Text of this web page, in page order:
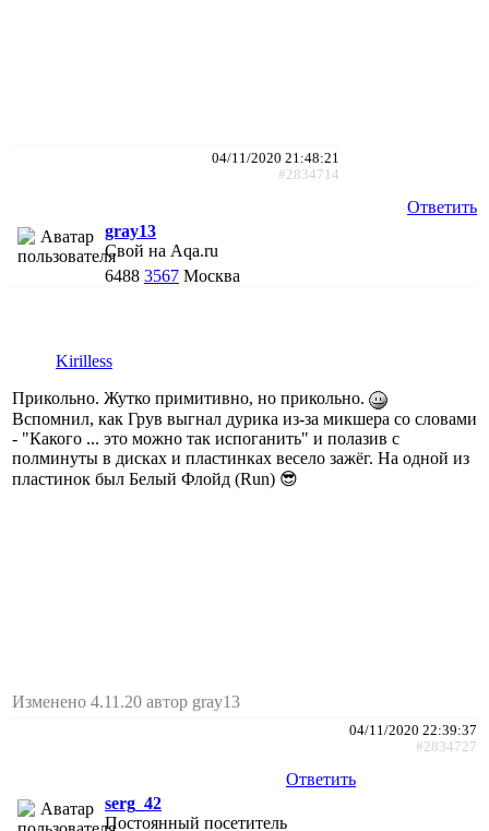
04/11/2020 21:48:21
#2834714
Ответить
gray13
Свой на Aqa.ru
6488 3567 Москва
Kirilless
Прикольно. Жутко примитивно, но прикольно.
Вспомнил, как Грув выгнал дурика из-за микшера со словами
- "Какого ... это можно так испоганить" и полазив с
полминуты в дисках и пластинках весело зажёг. На одной из
пластинок был Белый Флойд (Run) 😎
Изменено 4.11.20 автор gray13
04/11/2020 22:39:37
#2834727
Ответить
serg_42
Постоянный посетитель